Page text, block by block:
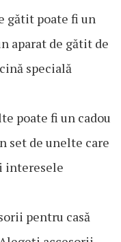
gătit poate fi un
aparat de gătit de
specială
poate fi un cadou
set de unelte care
interesele
pentru casă